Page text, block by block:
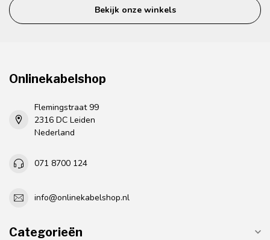
Bekijk onze winkels
Onlinekabelshop
Flemingstraat 99
2316 DC Leiden
Nederland
071 8700 124
info@onlinekabelshop.nl
Categorieën